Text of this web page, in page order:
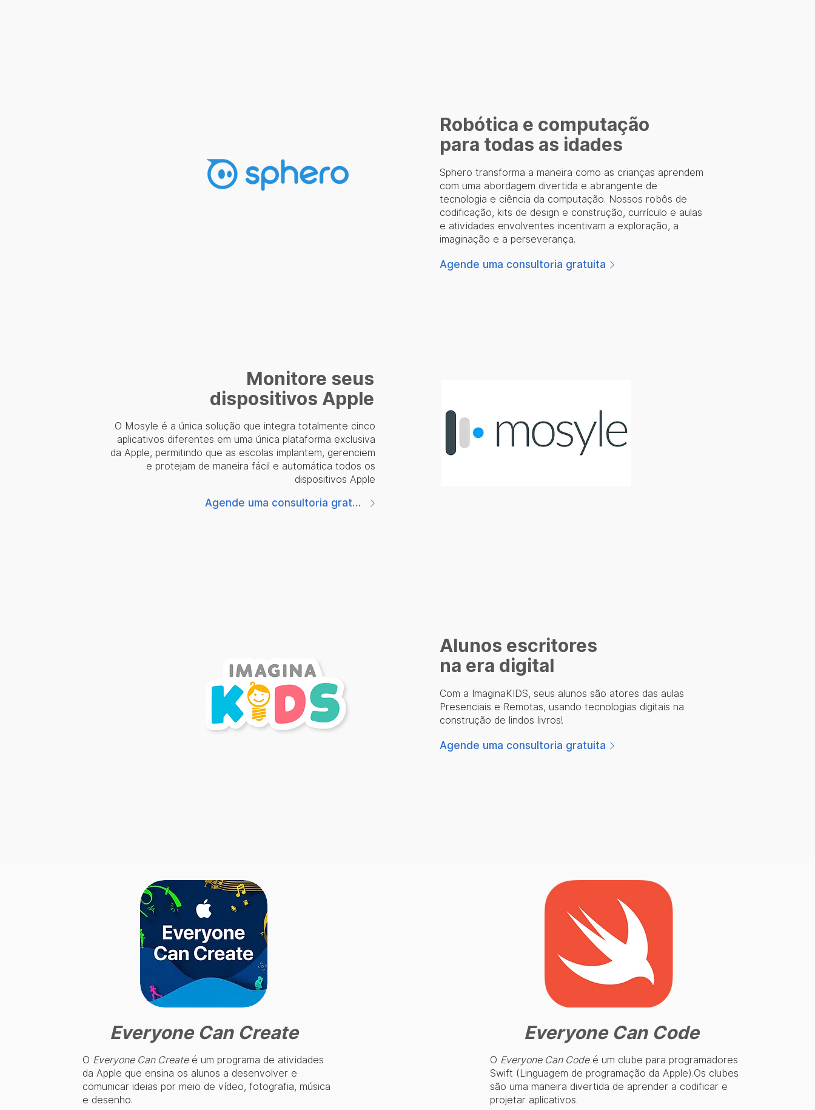
Robótica e computação
para todas as idades
Sphero transforma a maneira como as crianças aprendem
com uma abordagem divertida e abrangente de
tecnologia e ciência da computação. Nossos robôs de
codificação, kits de design e construção, currículo e aulas
e atividades envolventes incentivam a exploração, a
imaginação e a perseverança.
Agende uma consultoria gratuita
Monitore seus
dispositivos Apple
O Mosyle é a única solução que integra totalmente cinco
aplicativos diferentes em uma única plataforma exclusiva
da Apple, permitindo que as escolas implantem, gerenciem
e protejam de maneira fácil e automática todos os
dispositivos Apple
Agende uma consultoria gratuita
Alunos escritores
na era digital
Com a ImaginaKIDS, seus alunos são atores das aulas
Presenciais e Remotas, usando tecnologias digitais na
construção de lindos livros!
Agende uma consultoria gratuita
Everyone Can Create
O Everyone Can Createé um programa de atividades
da Apple que ensina os alunos a desenvolver e
comunicar ideias por meio de vídeo, fotografia, música
e desenho.
Everyone Can Code
O Everyone Can Codeé um clube para programadores
Swift (Linguagem de programação da Apple).Os clubes
são uma maneira divertida de aprender a codificar e
projetar aplicativos.